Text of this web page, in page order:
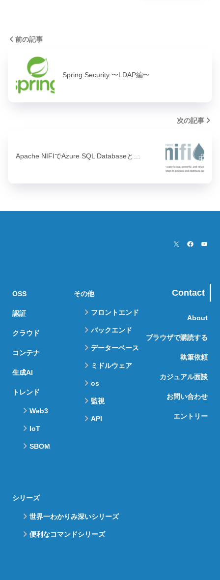
前の記事
Spring Security 〜LDAP編〜
次の記事
Apache NIFIでAzure SQL Databaseと…
OSS
認証
クラウド
コンテナ
生成AI
トレンド
Web3
IoT
SBOM
その他
フロントエンド
バックエンド
データーベース
ミドルウェア
os
監視
API
シリーズ
世界一わかりみ深いシリーズ
便利なコマンドシリーズ
Contact
About
ブラウザで購読する
執筆依頼
カジュアル面談
お問い合わせ
エントリー